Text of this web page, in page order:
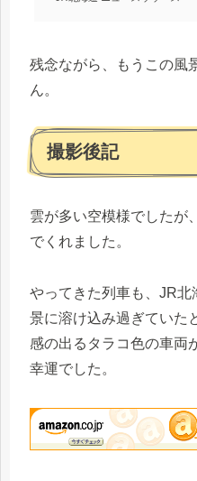
残念ながら、もうこの風
ん。
撮影後記
雲が多い空模様でしたが
でくれました。
やってきた列車も、JR
景に溶け込み過ぎていた
感の出るタラコ色の車両
幸運でした。